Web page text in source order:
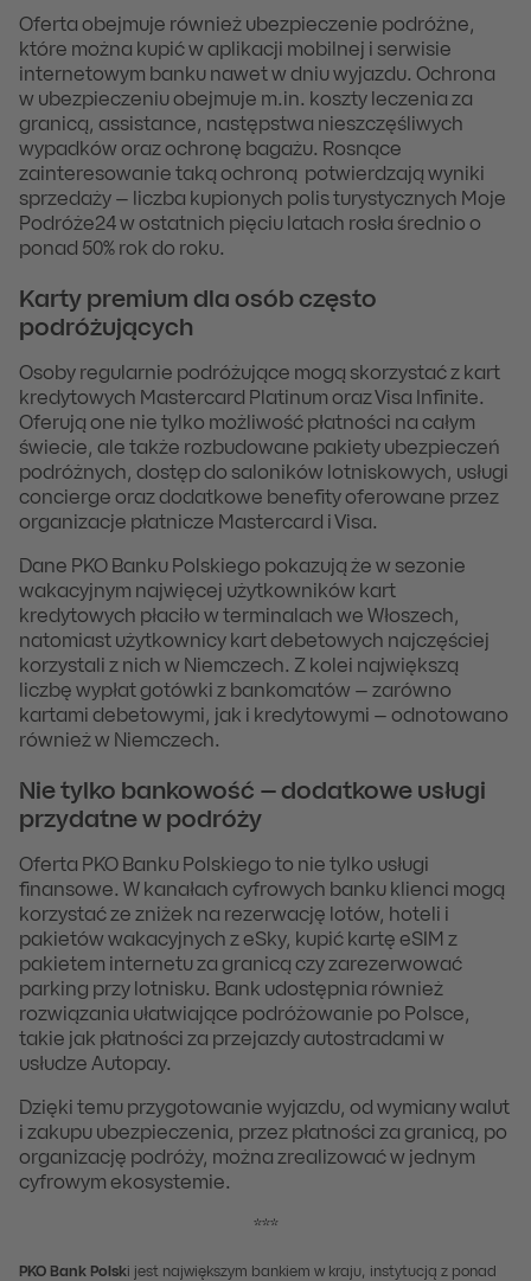
Oferta obejmuje również ubezpieczenie podróżne,
które można kupić w aplikacji mobilnej i serwisie
internetowym banku nawet w dniu wyjazdu. Ochrona
w ubezpieczeniu obejmuje m.in. koszty leczenia za
granicą, assistance, następstwa nieszczęśliwych
wypadków oraz ochronę bagażu. Rosnące
zainteresowanie taką ochroną potwierdzają wyniki
sprzedaży – liczba kupionych polis turystycznych Moje
Podróże24 w ostatnich pięciu latach rosła średnio o
ponad 50% rok do roku.
Karty premium dla osób często
podróżujących
Osoby regularnie podróżujące mogą skorzystać z kart
kredytowych Mastercard Platinum oraz Visa Infinite.
Oferują one nie tylko możliwość płatności na całym
świecie, ale także rozbudowane pakiety ubezpieczeń
podróżnych, dostęp do saloników lotniskowych, usługi
concierge oraz dodatkowe benefity oferowane przez
organizacje płatnicze Mastercard i Visa.
Dane PKO Banku Polskiego pokazują że w sezonie
wakacyjnym najwięcej użytkowników kart
kredytowych płaciło w terminalach we Włoszech,
natomiast użytkownicy kart debetowych najczęściej
korzystali z nich w Niemczech. Z kolei największą
liczbę wypłat gotówki z bankomatów – zarówno
kartami debetowymi, jak i kredytowymi – odnotowano
również w Niemczech.
Nie tylko bankowość – dodatkowe usługi
przydatne w podróży
Oferta PKO Banku Polskiego to nie tylko usługi
finansowe. W kanałach cyfrowych banku klienci mogą
korzystać ze zniżek na rezerwację lotów, hoteli i
pakietów wakacyjnych z eSky, kupić kartę eSIM z
pakietem internetu za granicą czy zarezerwować
parking przy lotnisku. Bank udostępnia również
rozwiązania ułatwiające podróżowanie po Polsce,
takie jak płatności za przejazdy autostradami w
usłudze Autopay.
Dzięki temu przygotowanie wyjazdu, od wymiany walut
i zakupu ubezpieczenia, przez płatności za granicą, po
organizację podróży, można zrealizować w jednym
cyfrowym ekosystemie.
***
PKO Bank Polski jest największym bankiem w kraju, instytucją z ponad